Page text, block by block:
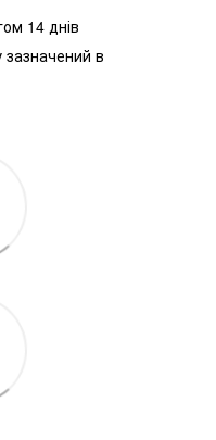
14 днів
зазначений в